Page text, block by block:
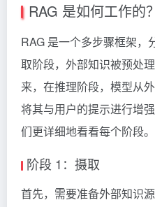
RAG 是如何工作的？
RAG 是一个多步骤框架，
取阶段，外部知识被预处
来，在推理阶段，模型从
将其与用户的提示进行增
们更详细地看看每个阶段。
阶段 1：摄取
首先，需要准备外部知识